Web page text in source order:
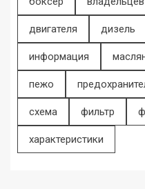
двигателя дизель
информация
пежо
схема фильтр
характеристики